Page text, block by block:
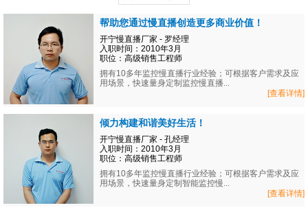
帮助您通过慢直播创造更多商业价值！
开宁慢直播厂家 - 罗经理
入职时间：2010年3月
职位：高级销售工程师
拥有10多年监控慢直播行业经验；可根据客户需求及应
用场景，快速量身定制监控慢直播...
[查看详情]
倾力构建和谐美好生活！
开宁慢直播厂家 - 孔经理
入职时间：2010年3月
职位：高级销售工程师
拥有10多年监控慢直播行业经验；可根据客户需求及应
用场景，快速量身定制智能监控慢...
[查看详情]